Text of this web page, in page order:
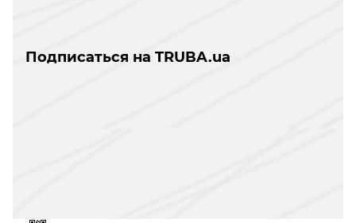
Подписаться на TRUBA.ua